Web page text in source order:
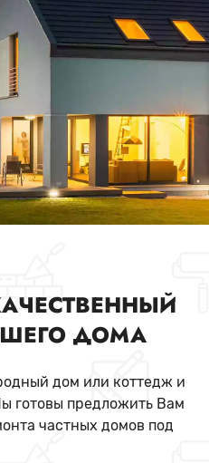
ДОМА
дом или коттедж и
готовы предложить Вам
частных домов под